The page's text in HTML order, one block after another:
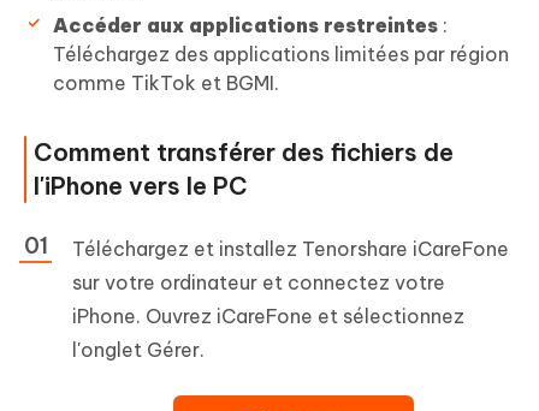
Accéder aux applications restreintes :
Téléchargez des applications limitées par région
comme TikTok et BGMI.
Comment transférer des fichiers de
l'iPhone vers le PC
Téléchargez et installez Tenorshare iCareFone
sur votre ordinateur et connectez votre
iPhone. Ouvrez iCareFone et sélectionnez
l'onglet Gérer.